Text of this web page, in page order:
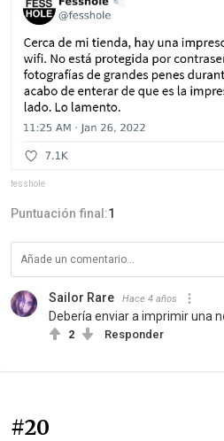
fesshole
Puntuación final:1
Sailor Rare Hace 4 años
Debería enviar a imprimir una
2 Responder
#20